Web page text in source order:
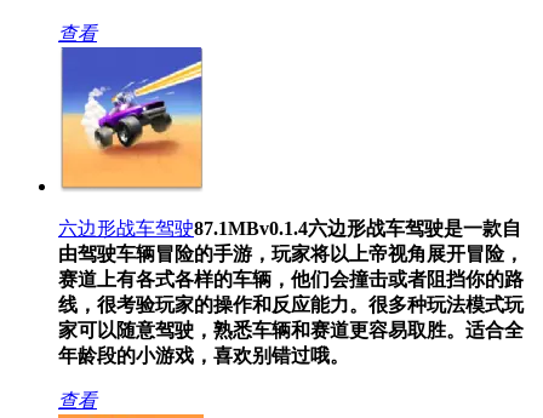
查看
六边形战车驾驶87.1MBv0.1.4六边形战车驾驶是一款自
由驾驶车辆冒险的手游，玩家将以上帝视角展开冒险，
赛道上有各式各样的车辆，他们会撞击或者阻挡你的路
线，很考验玩家的操作和反应能力。很多种玩法模式玩
家可以随意驾驶，熟悉车辆和赛道更容易取胜。适合全
年龄段的小游戏，喜欢别错过哦。
查看